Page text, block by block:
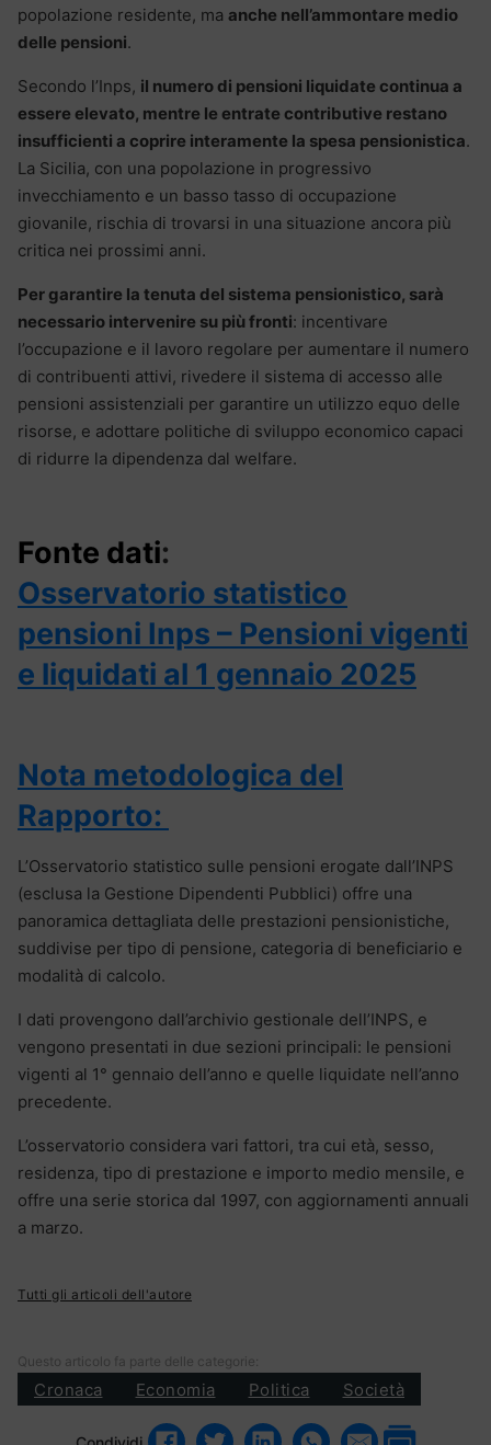
popolazione residente, ma anche nell’ammontare medio
delle pensioni.
Secondo l’Inps, il numero di pensioni liquidate continua a
essere elevato, mentre le entrate contributive restano
insufficienti a coprire interamente la spesa pensionistica.
La Sicilia, con una popolazione in progressivo
invecchiamento e un basso tasso di occupazione
giovanile, rischia di trovarsi in una situazione ancora più
critica nei prossimi anni.
Per garantire la tenuta del sistema pensionistico, sarà
necessario intervenire su più fronti: incentivare
l’occupazione e il lavoro regolare per aumentare il numero
di contribuenti attivi, rivedere il sistema di accesso alle
pensioni assistenziali per garantire un utilizzo equo delle
risorse, e adottare politiche di sviluppo economico capaci
di ridurre la dipendenza dal welfare.
Fonte dati:
Osservatorio statistico
pensioni Inps – Pensioni vigenti
e liquidati al 1 gennaio 2025
Nota metodologica del
Rapporto:
L’Osservatorio statistico sulle pensioni erogate dall’INPS
(esclusa la Gestione Dipendenti Pubblici) offre una
panoramica dettagliata delle prestazioni pensionistiche,
suddivise per tipo di pensione, categoria di beneficiario e
modalità di calcolo.
I dati provengono dall’archivio gestionale dell’INPS, e
vengono presentati in due sezioni principali: le pensioni
vigenti al 1° gennaio dell’anno e quelle liquidate nell’anno
precedente.
L’osservatorio considera vari fattori, tra cui età, sesso,
residenza, tipo di prestazione e importo medio mensile, e
offre una serie storica dal 1997, con aggiornamenti annuali
a marzo.
Tutti gli articoli dell'autore
Questo articolo fa parte delle categorie:
Cronaca Economia Politica Società